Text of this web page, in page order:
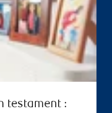
testament :